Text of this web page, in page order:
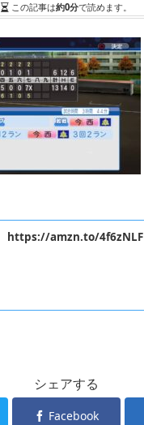
この記事は約0分で読めます。
https://amzn.to/4f6zNLF
シェアする
Facebook